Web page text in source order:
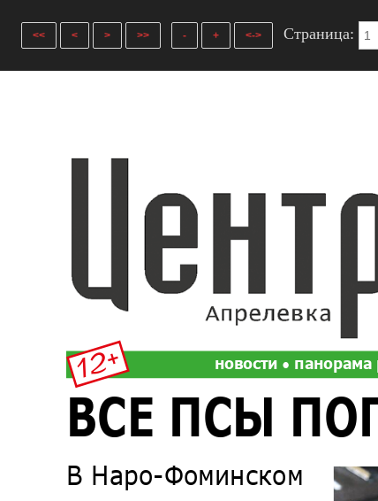
<< < > >> - + <-> Страница: